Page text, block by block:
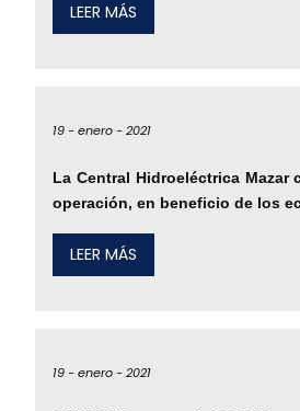
LEER MÁS
19 -enero -2021
La Central Hidroeléctrica Mazar
operación, en beneficio de los
LEER MÁS
19 -enero -2021